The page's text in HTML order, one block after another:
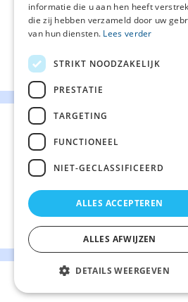
informatie die u aan hen heeft
die zij hebben verzameld door uw
van hun diensten. Lees verder
STRIKT NOODZAKELIJK
PRESTATIE
TARGETING
FUNCTIONEEL
NIET-GECLASSIFICEERD
ALLES ACCEPTEREN
ALLES AFWIJZEN
DETAILS WEERGEVEN